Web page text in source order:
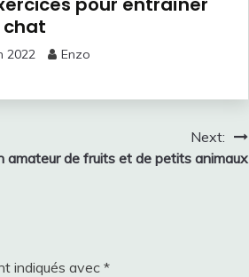
2022 Enzo
Next:
amateur de fruits et de petits animaux
indiqués avec*